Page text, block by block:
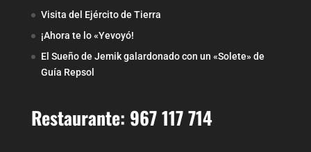
Visita del Ejército de Tierra
¡Ahora te lo «Yevoyó!
El Sueño de Jemik galardonado con un «Solete» de
Guía Repsol
Restaurante: 967 117 714